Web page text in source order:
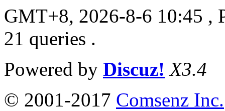
GMT+8, 2026-8-6 10:45 ,
21 queries .
Powered by Discuz! X3.4
© 2001-2017 Comsenz Inc.